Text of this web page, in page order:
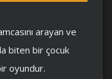
arayan ve
biten bir çocuk
oyundur.